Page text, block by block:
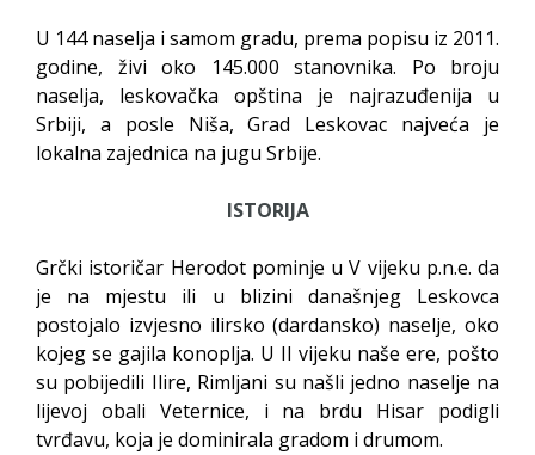
U 144 naselja i samom gradu, prema popisu iz 2011.
godine, živi oko 145.000 stanovnika. Po broju
naselja, leskovačka opština je najrazuđenija u
Srbiji, a posle Niša, Grad Leskovac najveća je
lokalna zajednica na jugu Srbije.
ISTORIJA
Grčki istoričar Herodot pominje u V vijeku p.n.e. da
je na mjestu ili u blizini današnjeg Leskovca
postojalo izvjesno ilirsko (dardansko) naselje, oko
kojeg se gajila konoplja. U II vijeku naše ere, pošto
su pobijedili Ilire, Rimljani su našli jedno naselje na
lijevoj obali Veternice, i na brdu Hisar podigli
tvrđavu, koja je dominirala gradom i drumom.